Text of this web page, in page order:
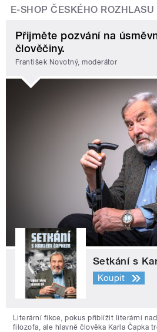
E-SHOP ČESKÉHO ROZHLASU
Přijměte pozvání na
člověčiny.
František Novotný, moderátor
Setkání s
Koupit
Literární fikce, pokus přiblížit literární
filozofa, ale hlavně člověka Karla Čapka